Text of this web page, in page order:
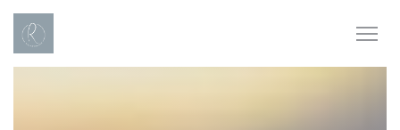
Personnalisation de vos choix en matière de cookies